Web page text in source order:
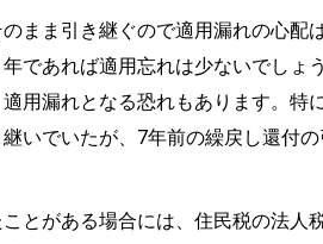
まま引き継ぐので適用漏れの心
であれば適用忘れは少ないでし
用漏れとなる恐れもあります。
いでいたが、7年前の繰戻し還付
とがある場合には、住民税の法